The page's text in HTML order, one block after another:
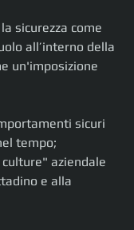
sicurezza come
all’interno della
un'imposizione
sicuri
tempo;
aziendale
e alla